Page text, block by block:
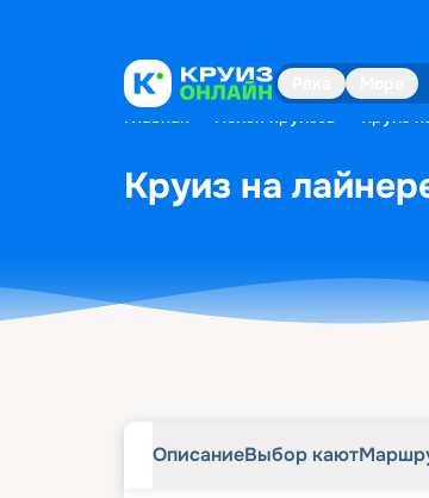
Главная Поиск круизов Круиз
Круиз на
ОписаниеВыбор кают